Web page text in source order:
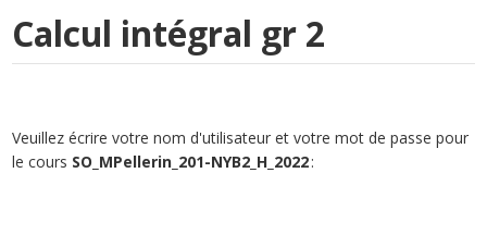
Calcul intégral gr 2
Veuillez écrire votre nom d'utilisateur et votre mot de passe pour
le cours SO_MPellerin_201-NYB2_H_2022: